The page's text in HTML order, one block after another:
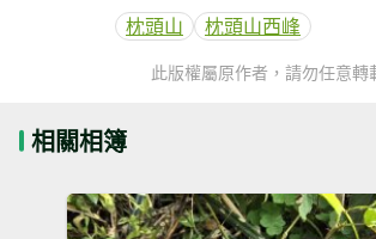
枕頭山
枕頭山西峰
此版權屬原作者，請勿任意轉
相關相簿